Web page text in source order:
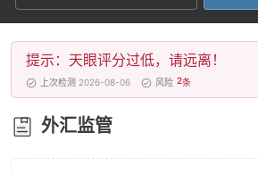
4
5
6
7
8
2
3
4
5
6
6
7
8
9
提示：天眼评分过低，请远离！
上次检测 2026-08-06 风险 2条
外汇监管